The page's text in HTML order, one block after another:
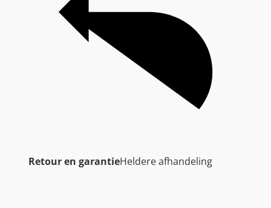
Retour en garantieHeldere afhandeling